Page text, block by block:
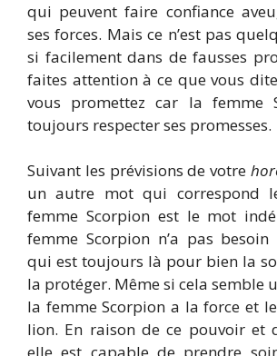
qui peuvent faire confiance
ses forces. Mais ce n’est pas
si facilement dans de fausses
faites attention à ce que vous
vous promettez car la femme
toujours respecter ses promesses.
Suivant les prévisions de votre
un autre mot qui correspond
femme Scorpion est le mot
femme Scorpion n’a pas besoin
qui est toujours là pour bien la
la protéger. Même si cela semble
la femme Scorpion a la force et
lion. En raison de ce pouvoir et